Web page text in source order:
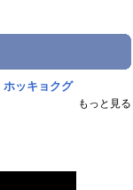
ッキョクグ
もっと見る